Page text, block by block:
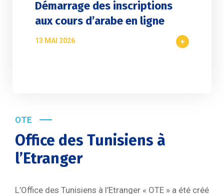
Démarrage des inscriptions
aux cours d’arabe en ligne
13 MAI 2026
OTE
Office des Tunisiens à
l’Etranger
L’Office des Tunisiens à l’Etranger « OTE » a été créé